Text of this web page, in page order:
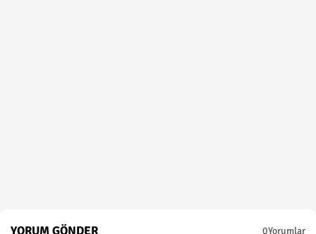
YORUM GÖNDER 0Yorumlar